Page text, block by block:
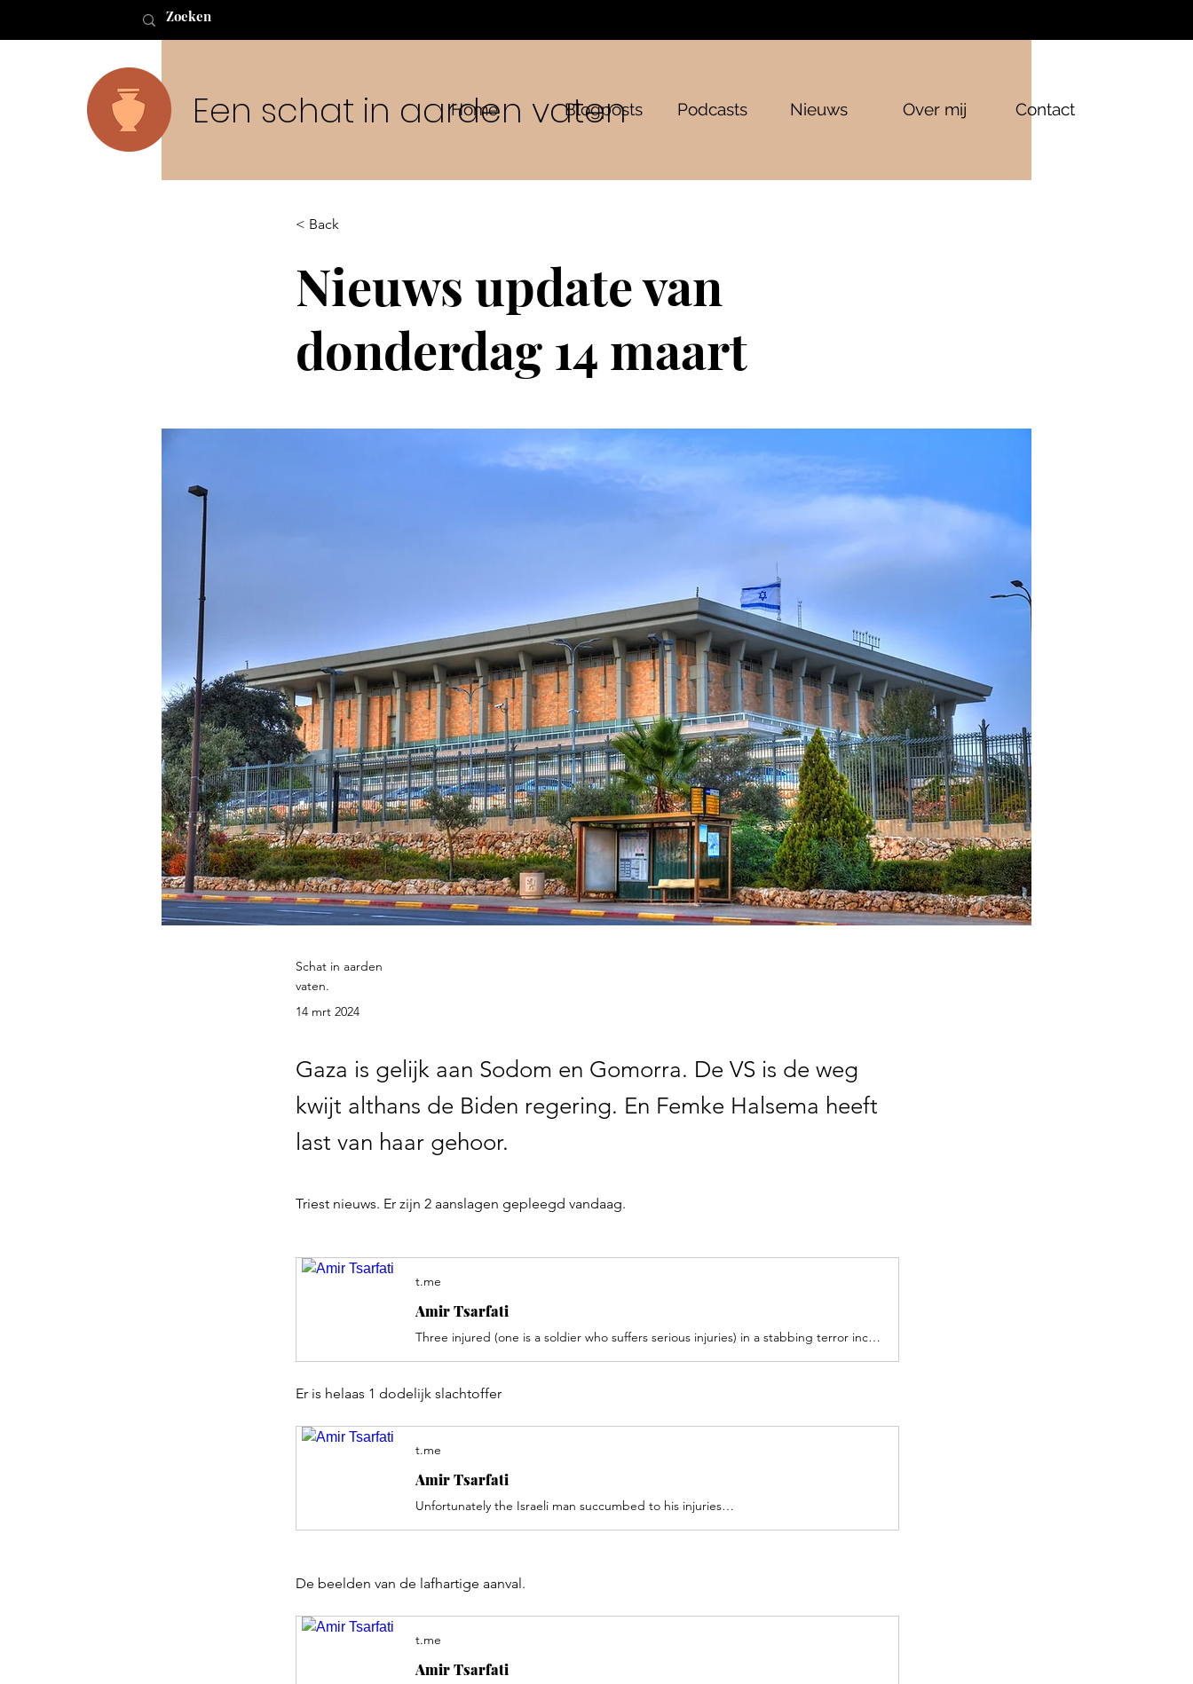
Een schat in aarden vaten
Home Blogposts Podcasts Nieuws Over mij Contact
< Back
Nieuws update van
donderdag 14 maart
Schat in aarden
vaten.
14 mrt 2024
Gaza is gelijk aan Sodom en Gomorra. De VS is de weg
kwijt althans de Biden regering. En Femke Halsema heeft
last van haar gehoor.
Triest nieuws. Er zijn 2 aanslagen gepleegd vandaag.
t.me
Amir Tsarfati
Three injured (one is a soldier who suffers serious injuries) in a stabbing terror incident at Aroma Cafe near Beit Kama north of Beer Sheba. The terrorist was eliminated.
Er is helaas 1 dodelijk slachtoffer
t.me
Amir Tsarfati
Unfortunately the Israeli man succumbed to his injuries…
De beelden van de lafhartige aanval.
t.me
Amir Tsarfati